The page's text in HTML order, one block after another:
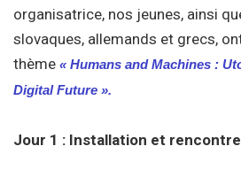
organisatrice, nos jeunes, ainsi
slovaques, allemands et grecs,
thème « Humans and Machines :
Digital Future ».
Jour 1 : Installation et rencontre